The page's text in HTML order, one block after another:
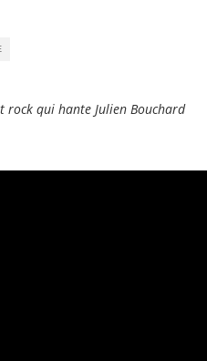
rock qui hante Julien Bouchard